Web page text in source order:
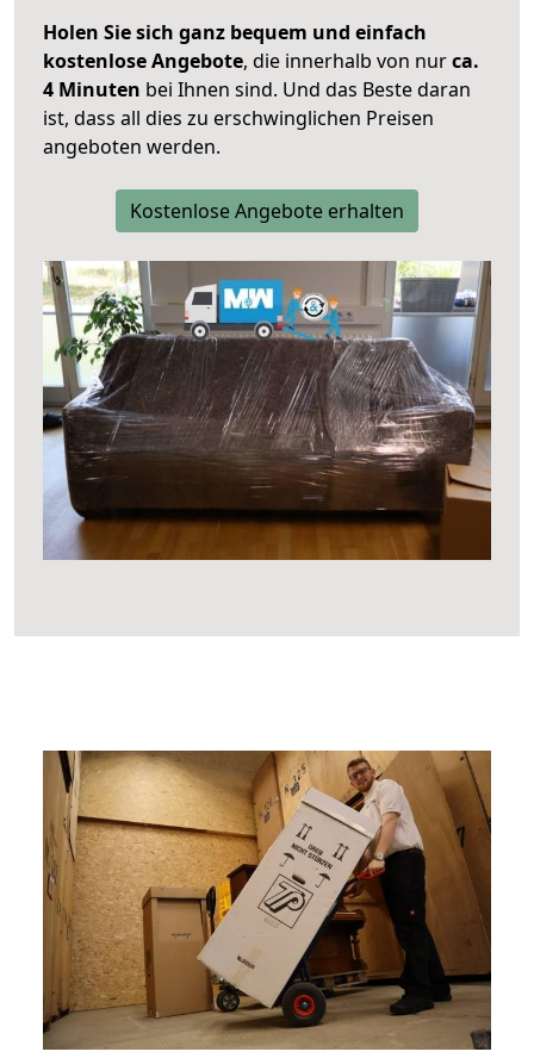
Holen Sie sich ganz bequem und einfach
kostenlose Angebote, die innerhalb von nurca.
4 Minuten bei Ihnen sind. Und das Beste daran
ist, dass all dies zu erschwinglichen Preisen
angeboten werden.
Kostenlose Angebote erhalten